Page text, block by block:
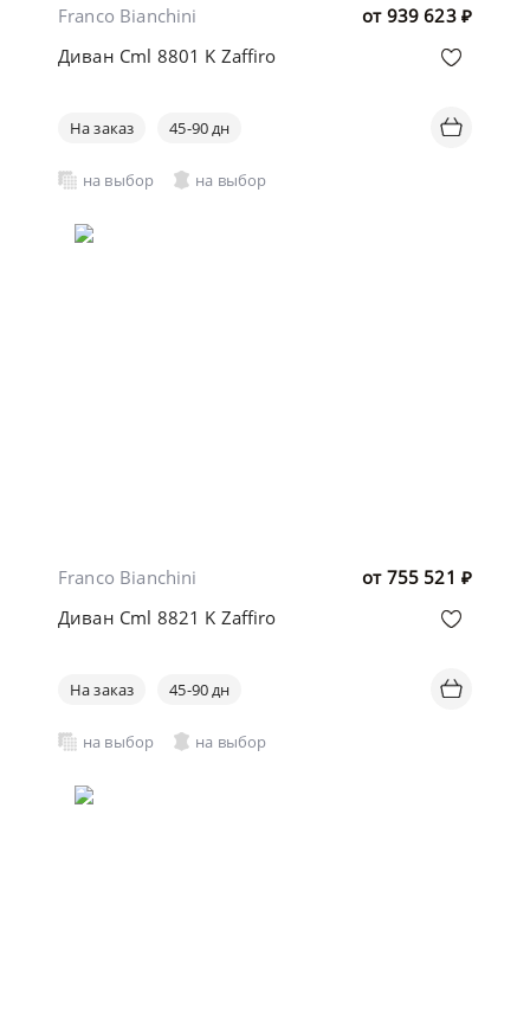
от 939 623 ₽
Franco Bianchini
Диван Cml 8801 K Zaffiro
На заказ 45-90 дн
на выбор на выбор
от 755 521 ₽
Franco Bianchini
Диван Cml 8821 K Zaffiro
На заказ 45-90 дн
на выбор на выбор